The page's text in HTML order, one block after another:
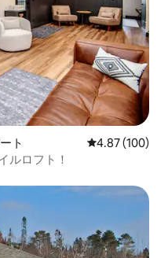
ト レビュー100
4.87 (100)
ルロフト！